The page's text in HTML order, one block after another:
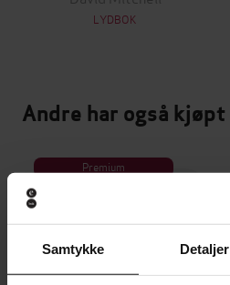
Samtykke Detaljer
LYDBOK
Andre har også kjøpt
Premium